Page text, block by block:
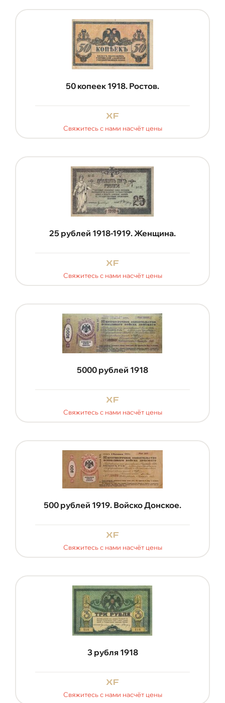
50 копеек 1918. Ростов.
xf
Свяжитесь с нами насчёт цены
25 рублей 1918-1919. Женщина.
xf
Свяжитесь с нами насчёт цены
5000 рублей 1918
xf
Свяжитесь с нами насчёт цены
500 рублей 1919. Войско Донское.
xf
Свяжитесь с нами насчёт цены
3 рубля 1918
xf
Свяжитесь с нами насчёт цены